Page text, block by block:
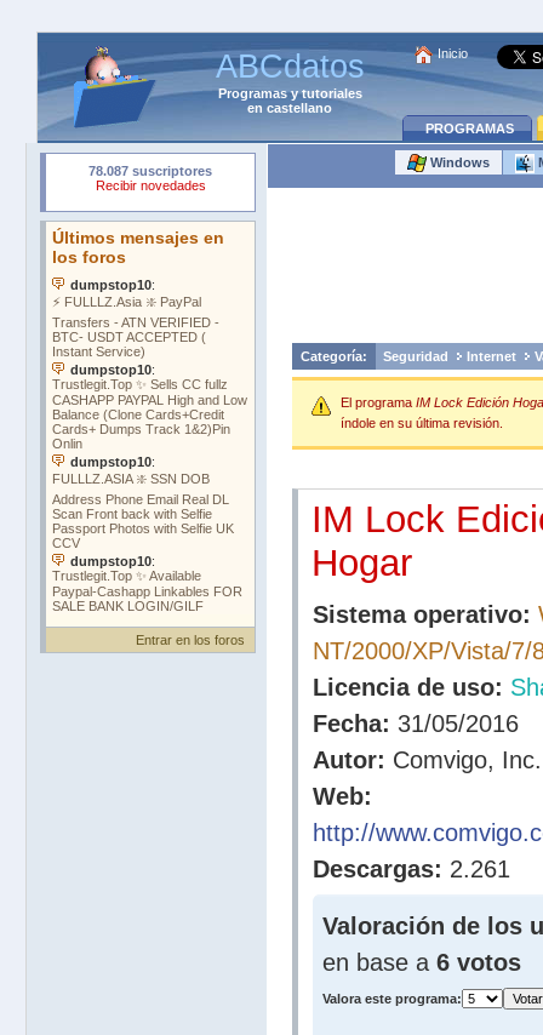
ABCdatos
Programasytutoriales
en castellano
Inicio
PROGRAMAS
Entrar en los foros
Windows
Categoría: Seguridad Internet
El programa IM Lock Edición
índole en su última revisión.
IM Lock
Hogar
Sistema operativo:
NT/2000/XP/Vista/7/
Licencia de uso:
Fecha: 31/05/2016
Autor: Comvigo, Inc.
Web:
http://
Descargas: 2.261
Valoración de los
en base a 6 votos
Valora este programa: